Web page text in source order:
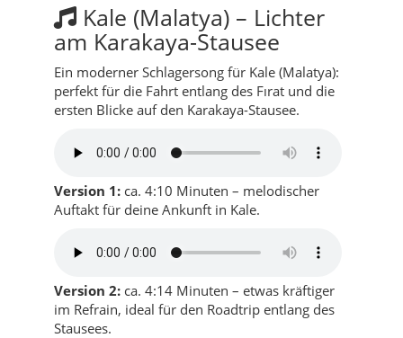
Kale (Malatya) – Lichter
am Karakaya-Stausee
Ein moderner Schlagersong für Kale (Malatya):
perfekt für die Fahrt entlang des Fırat und die
ersten Blicke auf den Karakaya-Stausee.
Version 1: ca. 4:10 Minuten – melodischer
Auftakt für deine Ankunft in Kale.
Version 2: ca. 4:14 Minuten – etwas kräftiger
im Refrain, ideal für den Roadtrip entlang des
Stausees.